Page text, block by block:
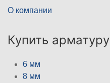
О компании
Купить арматуру
6 мм
8 мм